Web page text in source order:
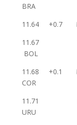
BRA
11.64 +0.7
11.67
BOL
11.68 +0.1
COR
11.71
URU